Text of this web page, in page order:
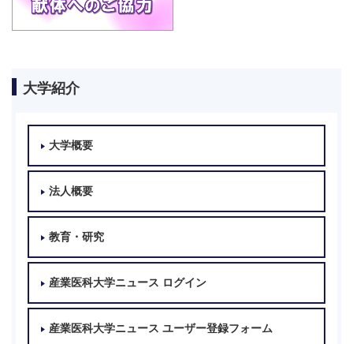
大学紹介
大学概要
法人概要
教育・研究
産業医科大学ニュース ログイン
産業医科大学ニュース ユーザー登録フォーム